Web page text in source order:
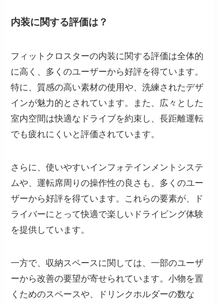
内装に関する評価は？
フィットクロスターの内装に関する評価は全体的
に高く、多くのユーザーから好評を得ています。
特に、質感の高い素材の使用や、洗練されたデザ
インが魅力的とされています。また、広々とした
室内空間は快適なドライブを約束し、長距離運転
でも疲れにくいと評価されています。
さらに、使いやすいインフォテインメントシステ
ムや、運転席周りの操作性の良さも、多くのユー
ザーから好評を得ています。これらの要素が、ド
ライバーにとって快適で楽しいドライビング体験
を提供しています。
一方で、収納スペースに関しては、一部のユーザ
ーから改善の要望が寄せられています。小物を置
くためのスペースや、ドリンクホルダーの数な